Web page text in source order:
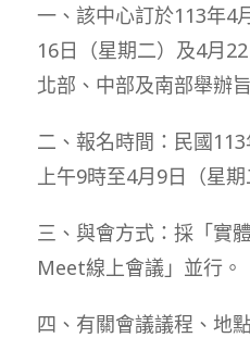
一、該中心訂於113年4
16日（星期二）及4月
北部、中部及南部舉辦
二、報名時間：民國113
上午9時至4月9日（星
三、與會方式：採「實
Meet線上會議」並行。
四、有關會議議程、地